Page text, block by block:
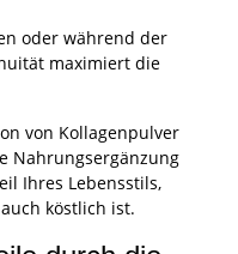
oder während der
maximiert die
von Kollagenpulver
Nahrungsergänzung
Ihres Lebensstils,
köstlich ist.